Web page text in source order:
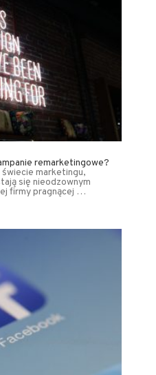
remarketingowe?
marketingu,
się nieodzownym
firmy pragnącej …